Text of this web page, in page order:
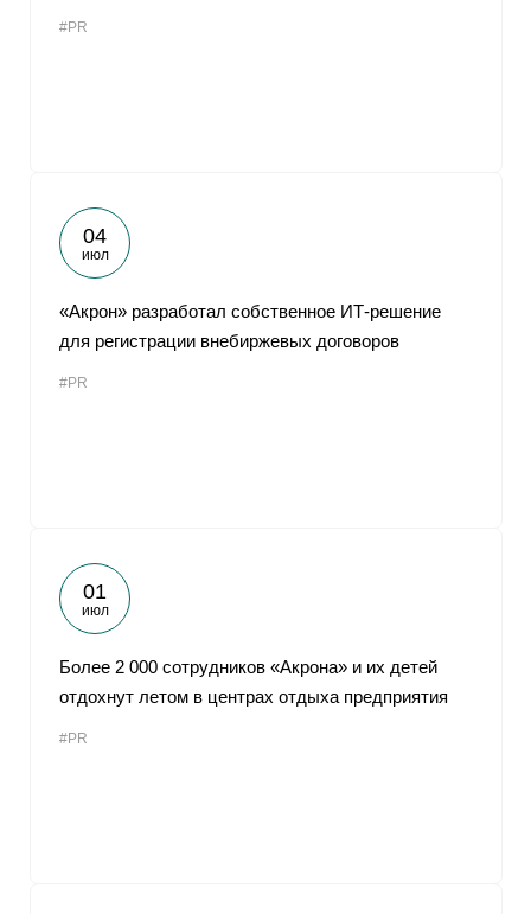
#PR
04
июл
«Акрон» разработал собственное ИТ-решение
для регистрации внебиржевых договоров
#PR
01
июл
Более 2 000 сотрудников «Акрона» и их детей
отдохнут летом в центрах отдыха предприятия
#PR